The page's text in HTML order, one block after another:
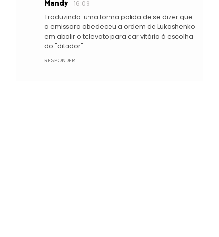
Mandy 16:09
Traduzindo: uma forma polida de se dizer que
a emissora obedeceu a ordem de Lukashenko
em abolir o televoto para dar vitória à escolha
do "ditador".
RESPONDER